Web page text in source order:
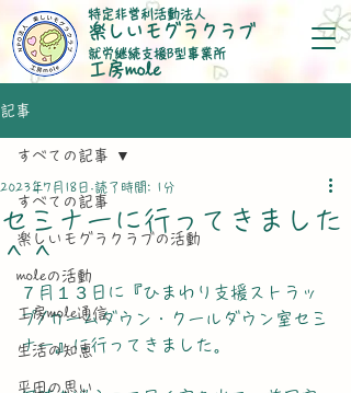
特定非営利活動法人
楽しいモグラクラブ
就労継続支援B型事業所
​工房mole
記事
すべての記事
楽しいモグラクラブの活動
moleの活動
工房mole通信
生活の知恵
平田の思い
すべての記事
セミナーに行ってきました
＾＾
2023年7月18日 読了時間: 1分
７月１３日に『ひまわり支援ストラッ
プ/カームダウン・クールダウン室セミ
ナー』に行ってきました。